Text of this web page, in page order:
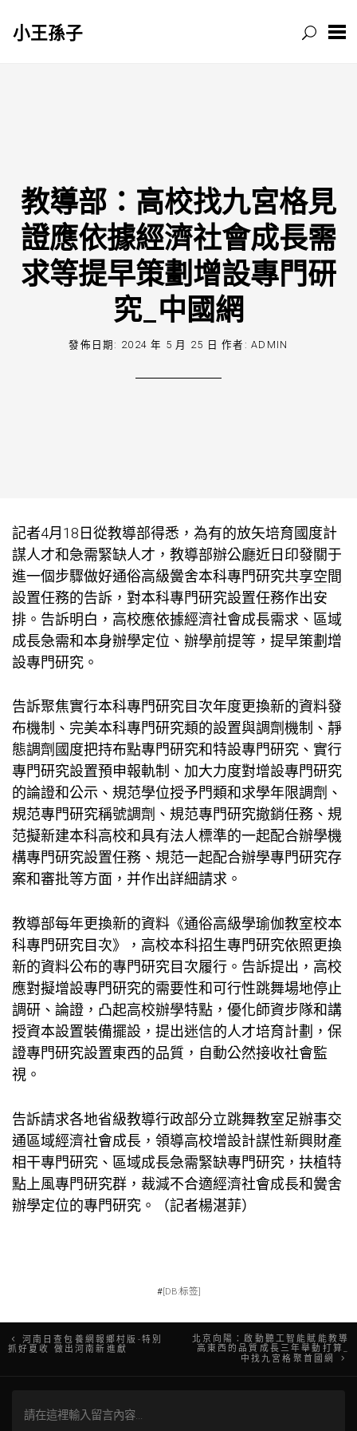
小王孫子
教導部：高校找九宮格見
證應依據經濟社會成長需
求等提早策劃增設專門研
究_中國網
發佈日期: 2024 年 5 月 25 日 作者:ADMIN
記者4月18日從教導部得悉，為有的放矢培育國度計
謀人才和急需緊缺人才，教導部辦公廳近日印發關于
進一個步驟做好通俗高級黌舍本科專門研究共享空間
設置任務的告訴，對本科專門研究設置任務作出安
排。告訴明白，高校應依據經濟社會成長需求、區域
成長急需和本身辦學定位、辦學前提等，提早策劃增
設專門研究。
告訴聚焦實行本科專門研究目次年度更換新的資料發
布機制、完美本科專門研究類的設置與調劑機制、靜
態調劑國度把持布點專門研究和特設專門研究、實行
專門研究設置預申報軌制、加大力度對增設專門研究
的論證和公示、規范學位授予門類和求學年限調劑、
規范專門研究稱號調劑、規范專門研究撤銷任務、規
范擬新建本科高校和具有法人標準的一起配合辦學機
構專門研究設置任務、規范一起配合辦學專門研究存
案和審批等方面，并作出詳細請求。
教導部每年更換新的資料《通俗高級學瑜伽教室校本
科專門研究目次》，高校本科招生專門研究依照更換
新的資料公布的專門研究目次履行。告訴提出，高校
應對擬增設專門研究的需要性和可行性跳舞場地停止
調研、論證，凸起高校辦學特點，優化師資步隊和講
授資本設置裝備擺設，提出迷信的人才培育計劃，保
證專門研究設置東西的品質，自動公然接收社會監
視。
告訴請求各地省級教導行政部分立跳舞教室足辦事交
通區域經濟社會成長，領導高校增設計謀性新興財產
相干專門研究、區域成長急需緊缺專門研究，扶植特
點上風專門研究群，裁減不合適經濟社會成長和黌舍
辦學定位的專門研究。（記者楊湛菲）
#[DB:标签]
文
導
河南日查包養網報鄉村版-特別
抓好夏收 做出河南新進獻
北京向陽：啟動聽工智能賦能教導
高東西的品質成長三年舉動打算_
中找九宮格聚首國網